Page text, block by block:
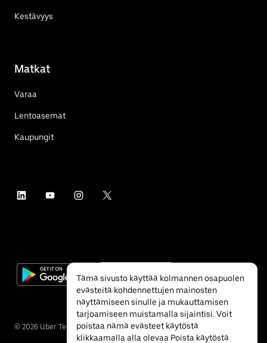
Kestävyys
Matkat
Varaa
Lentoasemat
Kaupungit
© 2026 Uber Technologies Inc.
Tämä sivusto käyttää kolmannen osapuolen
evästeitä kohdennettujen mainosten
näyttämiseen sinulle ja mukauttamisen
tarjoamiseen muistamalla sijaintisi. Voit
poistaa nämä evästeet käytöstä
klikkaamalla alla olevaa Poista käytöstä